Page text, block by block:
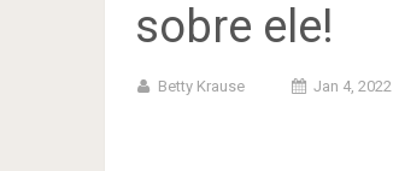
sobre ele!
Betty Krause Jan 4, 2022